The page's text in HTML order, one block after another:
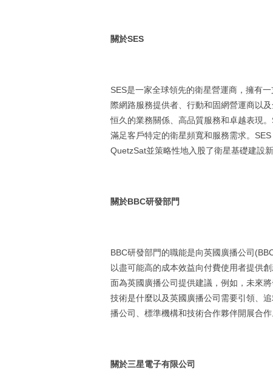
關於SES
SES是一家全球領先的衛星營運商，擁有
際網路服務提供者、行動和固網營運商以
恒久的業務關係、高品質服務和卓越表現
滿足客戶特定的衛星頻寬和服務需求。
QuetzSat並策略性地入股了衛星基礎建設
關於BBC研發部門
BBC研發部門的職能是向英國廣播公司
以盡可能高的成本效益向付費使用者提供
面為英國廣播公司提供建議，例如，未來
技術是什麼以及英國廣播公司需要引領、
播公司、標準機構和技術合作夥伴開展合作
關於三星電子有限公司